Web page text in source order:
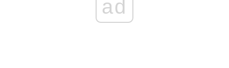
ad